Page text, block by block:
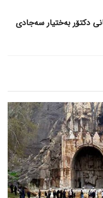
دکتۆر بەختیار سەجادی